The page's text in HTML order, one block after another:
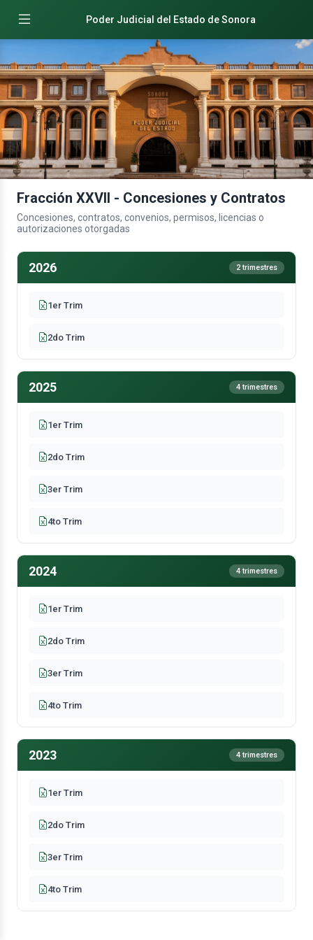
Poder Judicial del Estado de Sonora
Fracción XXVII - Concesiones y Contratos
Concesiones, contratos, convenios, permisos, licencias o
autorizaciones otorgadas
2026 2 trimestres
1er Trim
2do Trim
2025 4 trimestres
1er Trim
2do Trim
3er Trim
4to Trim
2024 4 trimestres
1er Trim
2do Trim
3er Trim
4to Trim
2023 4 trimestres
1er Trim
2do Trim
3er Trim
4to Trim